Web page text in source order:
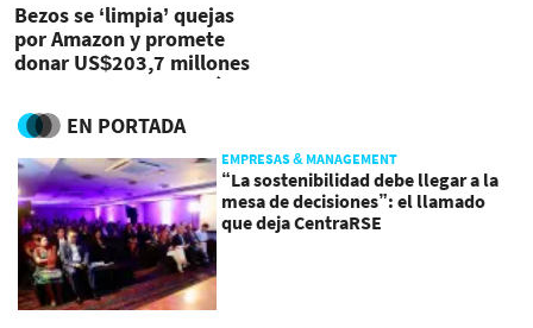
Bezos se ‘limpia’ quejas
por Amazon y promete
donar US$203,7 millones
contra el cambio climático
EN PORTADA
EMPRESAS & MANAGEMENT
“La sostenibilidad debe llegar a la
mesa de decisiones”: el llamado
que deja CentraRSE